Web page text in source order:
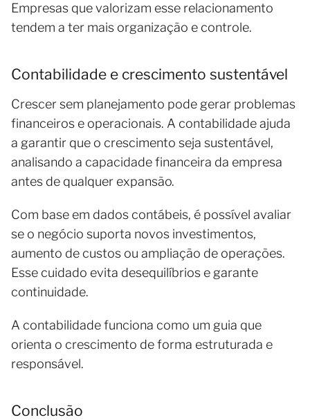
Empresas que valorizam esse relacionamento
tendem a ter mais organização e controle.
Contabilidade e crescimento sustentável
Crescer sem planejamento pode gerar problemas
financeiros e operacionais. A contabilidade ajuda
a garantir que o crescimento seja sustentável,
analisando a capacidade financeira da empresa
antes de qualquer expansão.
Com base em dados contábeis, é possível avaliar
se o negócio suporta novos investimentos,
aumento de custos ou ampliação de operações.
Esse cuidado evita desequilíbrios e garante
continuidade.
A contabilidade funciona como um guia que
orienta o crescimento de forma estruturada e
responsável.
Conclusão